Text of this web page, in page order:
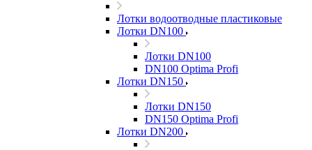
Лотки водоотводные пластиковые
Лотки DN100
Лотки DN100
DN100 Optima Profi
Лотки DN150
Лотки DN150
DN150 Optima Profi
Лотки DN200